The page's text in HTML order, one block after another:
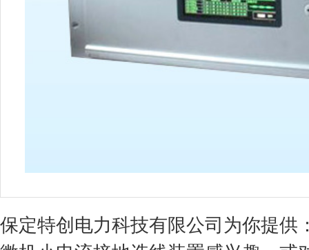
保定特创电力科技有限公司为你提供